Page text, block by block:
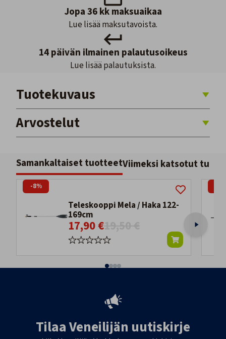
Jopa 36 kk maksuaikaa
Lue lisää maksutavoista.
14 päivän ilmainen palautusoikeus
Lue lisää palautuksista.
Tuotekuvaus
Arvostelut
Samankaltaiset tuotteetViimeksi katsotut
Teleskooppi Mela / Haka 122-
169cm
17,90 €19,50 €
-8%
Tilaa Veneilijän uutiskirje